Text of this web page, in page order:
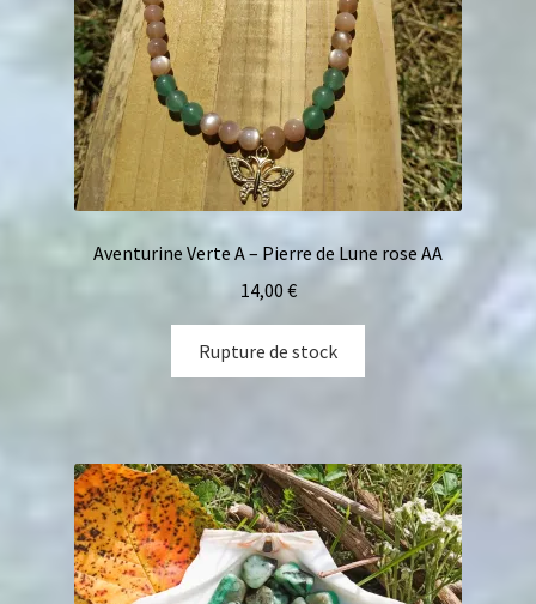
Aventurine Verte A – Pierre de Lune rose AA
14,00 €
Rupture de stock